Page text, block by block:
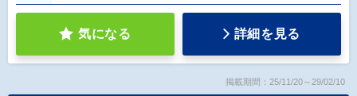
気になる 詳細を見る
掲載期間：25/11/20～29/02/10